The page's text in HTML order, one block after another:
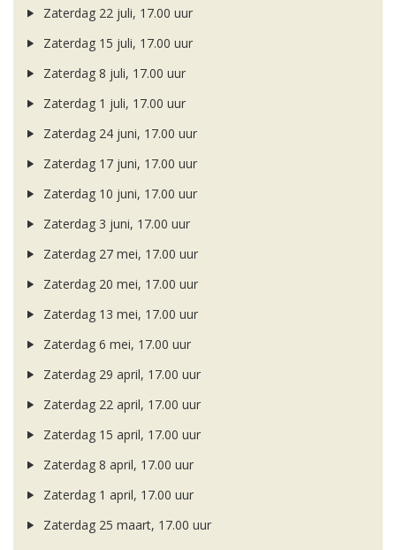
Zaterdag 22 juli, 17.00 uur
Zaterdag 15 juli, 17.00 uur
Zaterdag 8 juli, 17.00 uur
Zaterdag 1 juli, 17.00 uur
Zaterdag 24 juni, 17.00 uur
Zaterdag 17 juni, 17.00 uur
Zaterdag 10 juni, 17.00 uur
Zaterdag 3 juni, 17.00 uur
Zaterdag 27 mei, 17.00 uur
Zaterdag 20 mei, 17.00 uur
Zaterdag 13 mei, 17.00 uur
Zaterdag 6 mei, 17.00 uur
Zaterdag 29 april, 17.00 uur
Zaterdag 22 april, 17.00 uur
Zaterdag 15 april, 17.00 uur
Zaterdag 8 april, 17.00 uur
Zaterdag 1 april, 17.00 uur
Zaterdag 25 maart, 17.00 uur